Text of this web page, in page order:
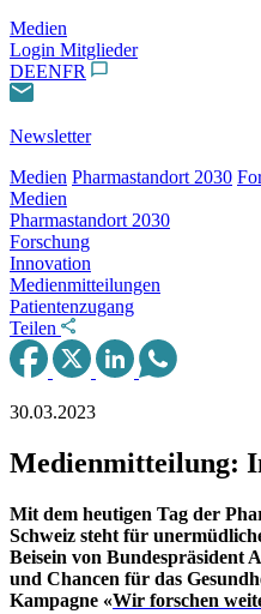
Medien
Login Mitglieder
DEENFR
Newsletter
Medien Pharmastandort 2030
Medien
Pharmastandort 2030
Forschung
Innovation
Medienmitteilungen
Patientenzugang
Teilen
30.03.2023
Medienmitteilung:
Mit dem heutigen Tag der
Schweiz steht für
Beisein von Bundespräsident
und Chancen für das
Kampagne «Wir forschen